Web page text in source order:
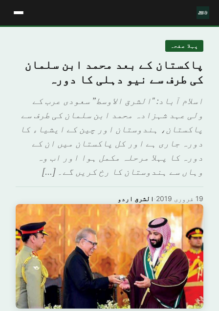
پہلا صفحہ
پاکستان کے بعد محمد ابن سلمان
کی طرف سے نیو دہلی کا دورہ
اسلام آباد: "الشرق الاوسط” سعودی عرب کے
ولی عہد شہزادہ محمد ابن سلمان کی طرف سے
پاکستان، ہندوستان اور چین کے ایشیاء کا
دورہ جاری ہے اور کل پاکستان میں ان کے
دورہ کا پہلا مرحلہ مکمل ہوا اور اب وہ
وہاں سے ہندوستان کا رخ کریں گے۔ […]
الشرق اردو · 19 فروری 2019